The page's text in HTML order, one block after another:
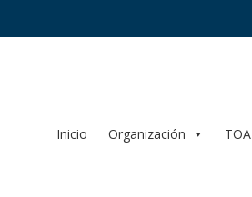
Inicio Organización TOA